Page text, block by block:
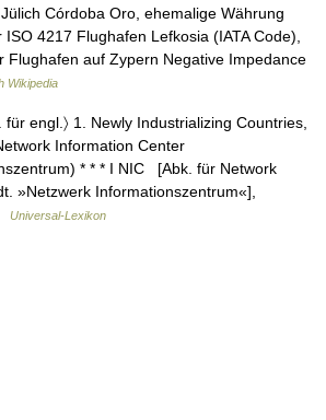
Córdoba Oro, ehemalige Währung
4217 Flughafen Lefkosia (IATA Code),
Flughafen auf Zypern Negative Impedance
Wikipedia
für engl.〉 1. Newly Industrializing Countries,
Information Center
* * * I NIC [Abk. für Network
»Netzwerk Informationszentrum«],
Universal-Lexikon